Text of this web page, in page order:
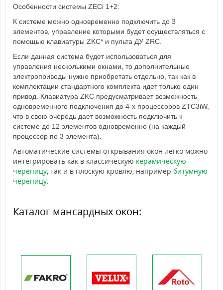
Особенности системы ZECi 1+2:
К системе можно одновременно подключить до 3
элементов, управление которыми будет осуществляться с
помощью клавиатуры ZKC* и пульта ДУ ZRC.
Если данная система будет использоваться для
управления несколькими окнами, то дополнительные
электроприводы нужно приобретать отдельно, так как в
комплектации стандартного комплекта идет только один
привод. Клавиатура ZKC предусматривает возможность
одновременного подключения до 4-х процессоров ZTC3iW,
что в свою очередь дает возможность подключить к
системе до 12 элементов одновременно (на каждый
процессор по 3 элемента).
Автоматические системы открывания окон легко можно
интегрировать как в классическую керамическую
черепицу, так и в плоскую кровлю, например битумную
черепицу.
Каталог мансардных окон: